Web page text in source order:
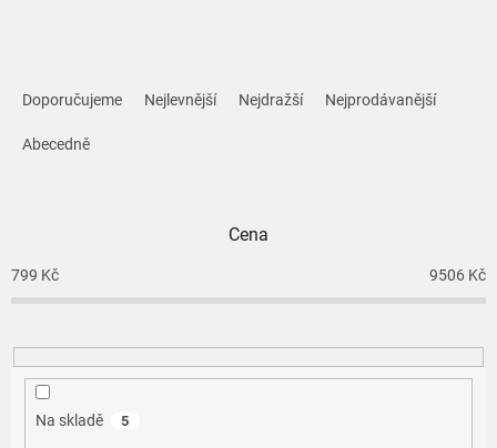
o
k
t
Doporučujeme Nejlevnější Nejdražší Nejprodávanější
Abecedně
Cena
799 Kč 9506 Kč
Na skladě 5